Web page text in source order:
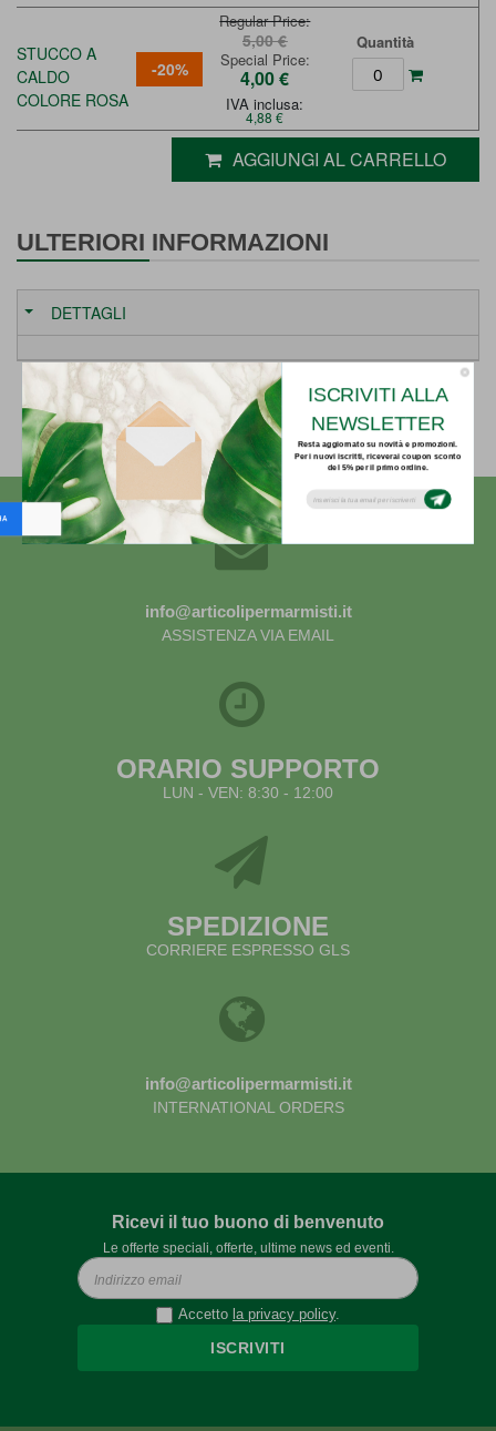
ISCRIVITI ALLA
NEWSLETTER
Resta aggiornato su novità e promozioni.
Per i nuovi iscritti, riceverai coupon sconto
del 5% per il primo ordine.
STUCCO A
CALDO
COLORE ROSA
-20%
Regular Price
5,00 €
Special Price
4,00 €
IVA inclusa:
4,88 €
Quantità
AGGIUNGI AL CARRELLO
ULTERIORI INFORMAZIONI
DETTAGLI
Indietro
info@articolipermarmisti.it
ASSISTENZA VIA EMAIL
ORARIO SUPPORTO
LUN - VEN: 8:30 - 12:00
SPEDIZIONE
CORRIERE ESPRESSO GLS
info@articolipermarmisti.it
INTERNATIONAL ORDERS
Ricevi il tuo buono di benvenuto
Le offerte speciali, offerte, ultime news ed eventi.
Accetto la privacy policy.
ISCRIVITI